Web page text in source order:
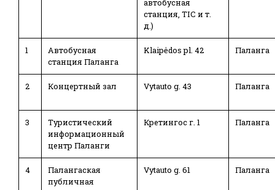
автобусная
станция, TIC и т.
д.)
1
Автобусная
станция Паланга
Klaipėdos pl. 42 Паланга
2 Концертный зал Vytauto g. 43 Паланга
3
Туристический
информационный
центр Паланги
Кретингос г. 1 Паланга
4
Палангаская
публичная
Vytauto g. 61 Паланга